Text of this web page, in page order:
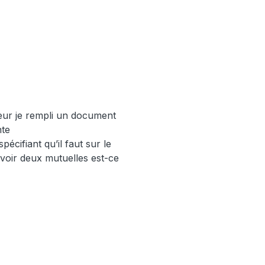
je rempli un document
qu’il faut sur le
deux mutuelles est-ce